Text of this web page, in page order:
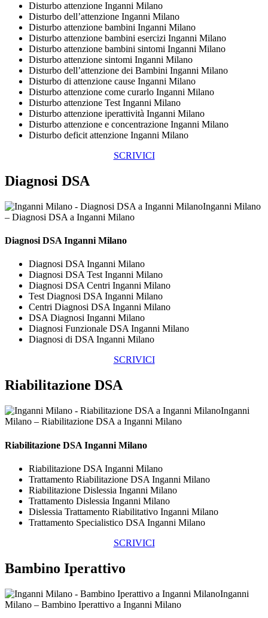
Disturbo attenzione Inganni Milano
Disturbo dell’attenzione Inganni Milano
Disturbo attenzione bambini Inganni Milano
Disturbo attenzione bambini esercizi Inganni Milano
Disturbo attenzione bambini sintomi Inganni Milano
Disturbo attenzione sintomi Inganni Milano
Disturbo dell’attenzione dei Bambini Inganni Milano
Disturbo di attenzione cause Inganni Milano
Disturbo attenzione come curarlo Inganni Milano
Disturbo attenzione Test Inganni Milano
Disturbo attenzione iperattività Inganni Milano
Disturbo attenzione e concentrazione Inganni Milano
Disturbo deficit attenzione Inganni Milano
SCRIVICI
Diagnosi DSA
Inganni Milano
– Diagnosi DSA a Inganni Milano
Diagnosi DSA Inganni Milano
Diagnosi DSA Inganni Milano
Diagnosi DSA Test Inganni Milano
Diagnosi DSA Centri Inganni Milano
Test Diagnosi DSA Inganni Milano
Centri Diagnosi DSA Inganni Milano
DSA Diagnosi Inganni Milano
Diagnosi Funzionale DSA Inganni Milano
Diagnosi di DSA Inganni Milano
SCRIVICI
Riabilitazione DSA
Inganni
Milano – Riabilitazione DSA a Inganni Milano
Riabilitazione DSA Inganni Milano
Riabilitazione DSA Inganni Milano
Trattamento Riabilitazione DSA Inganni Milano
Riabilitazione Dislessia Inganni Milano
Trattamento Dislessia Inganni Milano
Dislessia Trattamento Riabilitativo Inganni Milano
Trattamento Specialistico DSA Inganni Milano
SCRIVICI
Bambino Iperattivo
Inganni
Milano – Bambino Iperattivo a Inganni Milano